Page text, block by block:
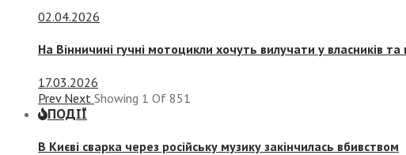
02.04.2026
На Вінничині гучні мотоцикли хочуть вилучати у власників
17.03.2026
Prev Next Showing 1 Of 851
ПОДІЇ
В Києві сварка через російську музику закінчилась вбивством